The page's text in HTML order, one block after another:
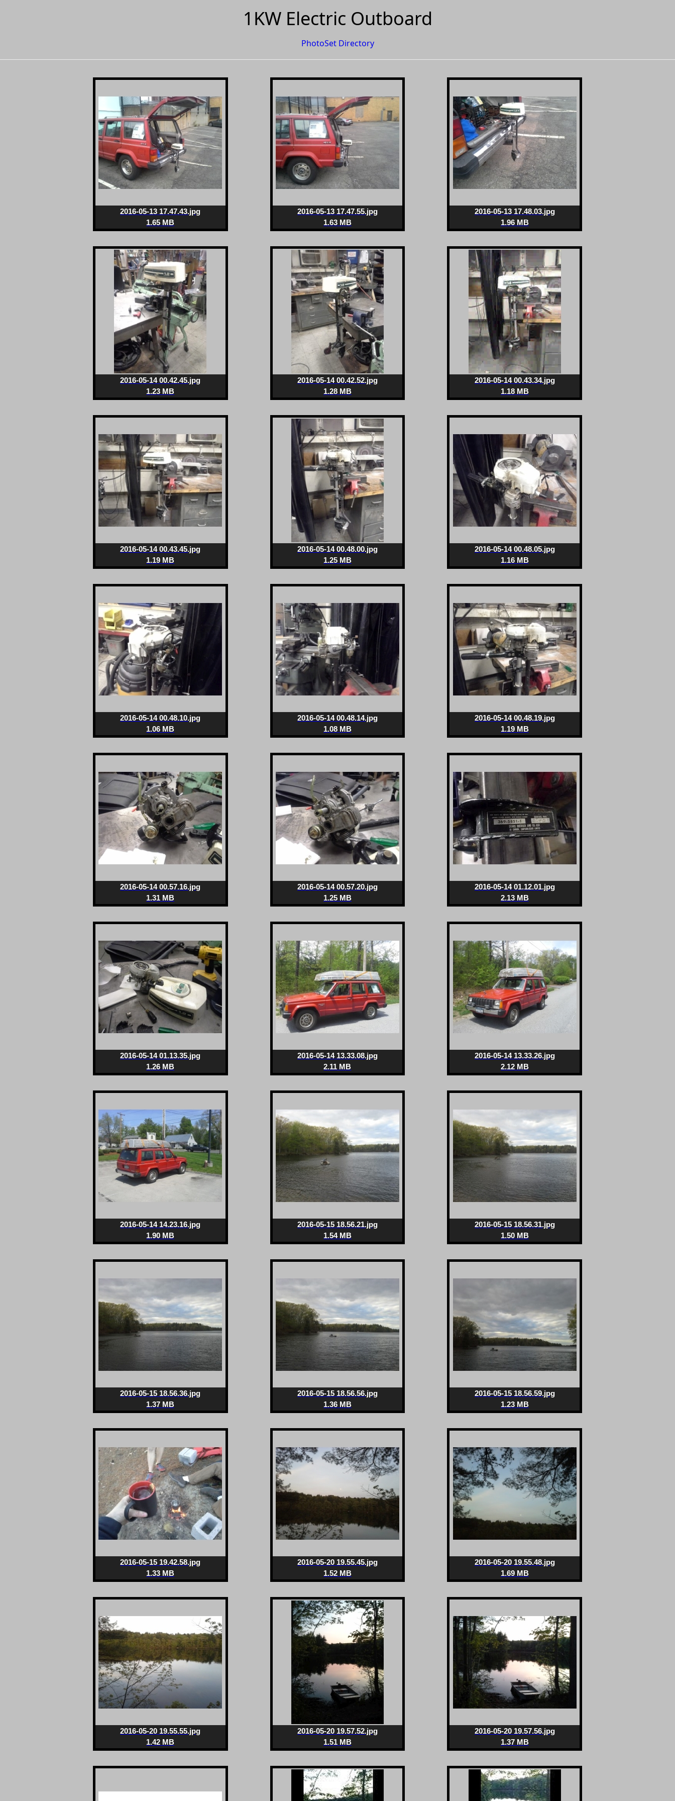
1KW Electric Outboard
PhotoSet Directory
2016-05-13 17.47.43.jpg
1.65 MB
2016-05-13 17.47.55.jpg
1.63 MB
2016-05-13 17.48.03.jpg
1.96 MB
2016-05-14 00.42.45.jpg
1.23 MB
2016-05-14 00.42.52.jpg
1.28 MB
2016-05-14 00.43.34.jpg
1.18 MB
2016-05-14 00.43.45.jpg
1.19 MB
2016-05-14 00.48.00.jpg
1.25 MB
2016-05-14 00.48.05.jpg
1.16 MB
2016-05-14 00.48.10.jpg
1.06 MB
2016-05-14 00.48.14.jpg
1.08 MB
2016-05-14 00.48.19.jpg
1.19 MB
2016-05-14 00.57.16.jpg
1.31 MB
2016-05-14 00.57.20.jpg
1.25 MB
2016-05-14 01.12.01.jpg
2.13 MB
2016-05-14 01.13.35.jpg
1.26 MB
2016-05-14 13.33.08.jpg
2.11 MB
2016-05-14 13.33.26.jpg
2.12 MB
2016-05-14 14.23.16.jpg
1.90 MB
2016-05-15 18.56.21.jpg
1.54 MB
2016-05-15 18.56.31.jpg
1.50 MB
2016-05-15 18.56.36.jpg
1.37 MB
2016-05-15 18.56.56.jpg
1.36 MB
2016-05-15 18.56.59.jpg
1.23 MB
2016-05-15 19.42.58.jpg
1.33 MB
2016-05-20 19.55.45.jpg
1.52 MB
2016-05-20 19.55.48.jpg
1.69 MB
2016-05-20 19.55.55.jpg
1.42 MB
2016-05-20 19.57.52.jpg
1.51 MB
2016-05-20 19.57.56.jpg
1.37 MB